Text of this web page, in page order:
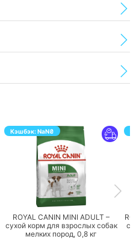
Кэшбэк:NaN₴
ПЕРЕЙТИ
ROYAL CANIN MINI ADULT –
сухой корм для взрослых собак
мелких пород, 0,8 кг